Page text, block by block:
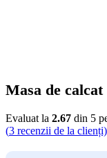
Masa de
Evaluat la 2.67 din 5
(3 recenzii de la clienți)